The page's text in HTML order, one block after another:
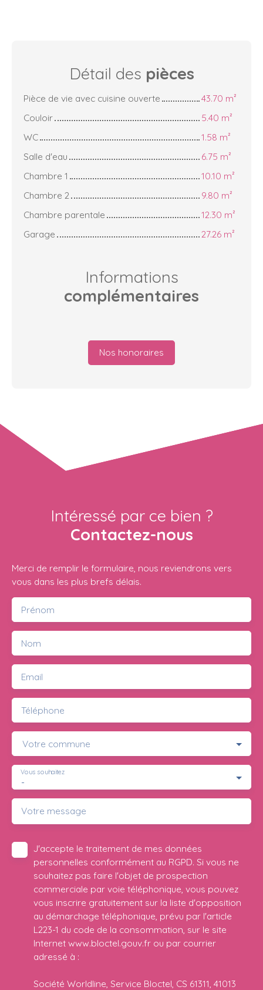
Détail des pièces
Pièce de vie avec cuisine ouverte
43.70 m²
Couloir
5.40 m²
WC
1.58 m²
Salle d'eau
6.75 m²
Chambre 1
10.10 m²
Chambre 2
9.80 m²
Chambre parentale
12.30 m²
Garage
27.26 m²
Informations
complémentaires
Nos honoraires
Intéressé par ce bien ?
Contactez-nous
Merci de remplir le formulaire, nous reviendrons vers
vous dans les plus brefs délais.
Prénom
Nom
Email
Téléphone
Votre commune
-
Vous souhaitez
Votre message
J'accepte le traitement de mes données
personnelles conformément au RGPD. Si vous ne
souhaitez pas faire l'objet de prospection
commerciale par voie téléphonique, vous pouvez
vous inscrire gratuitement sur la liste d'opposition
au démarchage téléphonique, prévu par l'article
L223-1 du code de la consommation, sur le site
Internet www.bloctel.gouv.fr ou par courrier
adressé à :
Société Worldline, Service Bloctel, CS 61311, 41013